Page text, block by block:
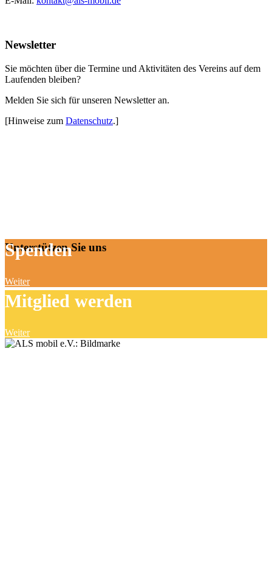
Newsletter
Sie möchten über die Termine und Aktivitäten des Vereins auf dem
Laufenden bleiben?
Melden Sie sich für unseren Newsletter an.
[Hinweise zum Datenschutz.]
Unterstützen Sie uns
Spenden
Weiter
Mitglied werden
Weiter